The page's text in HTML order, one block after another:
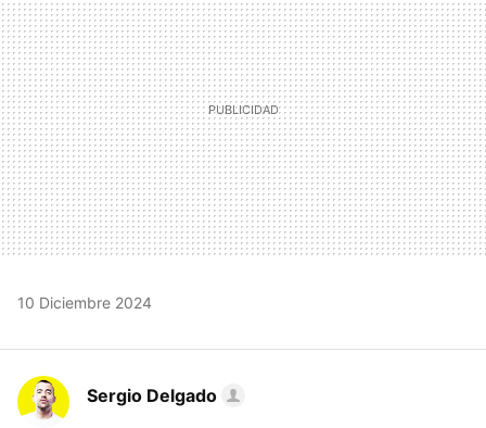
10 Diciembre 2024
Sergio Delgado